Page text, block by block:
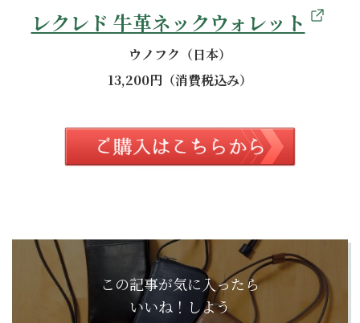
レクレド 牛革ネックウォレット
ウノフク（日本）
13,200円（消費税込み）
この記事が気に入ったら
いいね！しよう